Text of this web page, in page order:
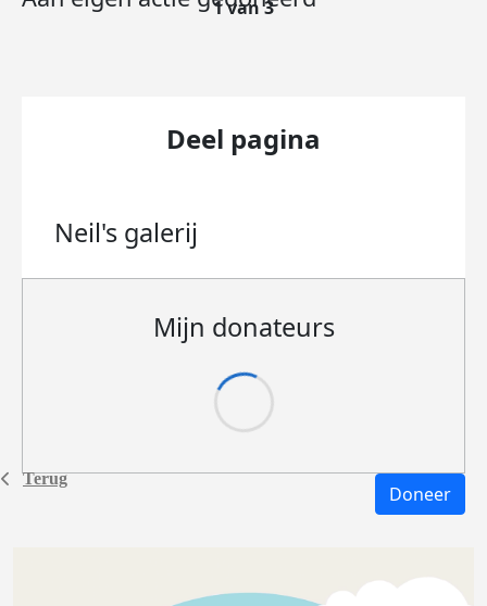
Terug
1 van 3
Deel pagina
Neil's galerij
Mijn donateurs
Doneer